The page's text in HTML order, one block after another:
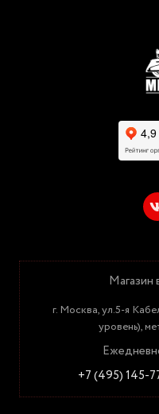
г. Москва, ул.5-я
уровень),
+7 (495) 145-